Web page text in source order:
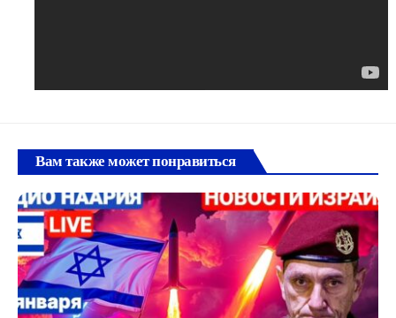
Вам также может понравиться